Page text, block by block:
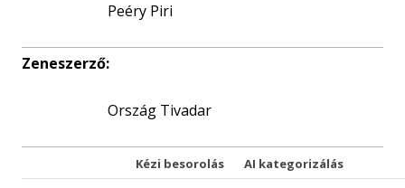
Peéry Piri
Zeneszerző:
Ország Tivadar
Kézi besorolás AI kategorizálás